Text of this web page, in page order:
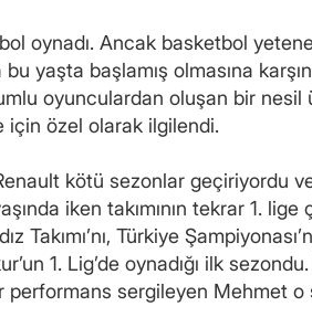
oynadı. Ancak basketbol
yaşta başlamış olmasına
oyunculardan oluşan bir
için özel olarak ilgilendi.
kötü sezonlar geçiriyordu
iken takımının tekrar 1. lige
Türkiye
1. Lig’de oynadığı ilk
sergileyen Mehmet o